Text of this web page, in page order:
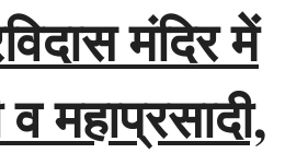
मंदिर में
महाप्रसादी,